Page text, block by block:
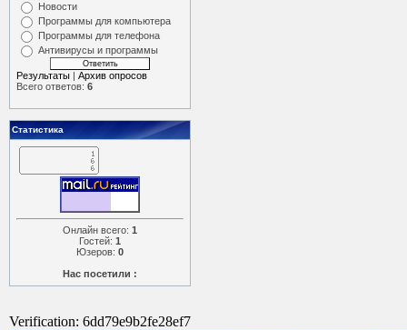
Новости
Программы для компьютера
Программы для телефона
Антивирусы и программы
Результаты | Архив опросов
Всего ответов: 6
Статистика
Онлайн всего: 1
Гостей: 1
Юзеров: 0
Нас посетили :
Verification: 6dd79e9b2fe28ef7